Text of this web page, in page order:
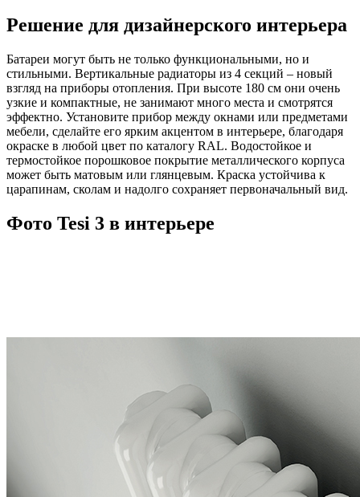
Решение для дизайнерского интерьера
Батареи могут быть не только функциональными, но и
стильными. Вертикальные радиаторы из 4 секций – новый
взгляд на приборы отопления. При высоте 180 см они очень
узкие и компактные, не занимают много места и смотрятся
эффектно. Установите прибор между окнами или предметами
мебели, сделайте его ярким акцентом в интерьере, благодаря
окраске в любой цвет по каталогу RAL. Водостойкое и
термостойкое порошковое покрытие металлического корпуса
может быть матовым или глянцевым. Краска устойчива к
царапинам, сколам и надолго сохраняет первоначальный вид.
Фото Tesi 3 в интерьере